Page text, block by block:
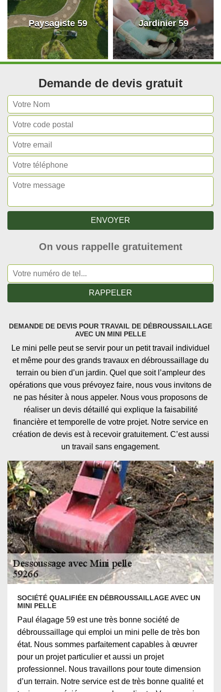
Paysagiste 59 Jardinier 59
Demande de devis gratuit
On vous rappelle gratuitement
DEMANDE DE DEVIS POUR TRAVAIL DE DÉBROUSSAILLAGE
AVEC UN MINI PELLE
Le mini pelle peut se servir pour un petit travail individuel
et même pour des grands travaux en débroussaillage du
terrain ou bien d’un jardin. Quel que soit l’ampleur des
opérations que vous prévoyez faire, nous vous invitons de
ne pas hésiter à nous appeler. Nous vous proposons de
réaliser un devis détaillé qui explique la faisabilité
financière et temporelle de votre projet. Notre service en
création de devis est à recevoir gratuitement. C’est aussi
un travail sans engagement.
SOCIÉTÉ QUALIFIÉE EN DÉBROUSSAILLAGE AVEC UN
MINI PELLE
Paul élagage 59 est une très bonne société de
débroussaillage qui emploi un mini pelle de très bon
état. Nous sommes parfaitement capables à œuvrer
pour un projet particulier et aussi un projet
professionnel. Nous travaillons pour toute dimension
d’un terrain. Notre service est de très bonne qualité et